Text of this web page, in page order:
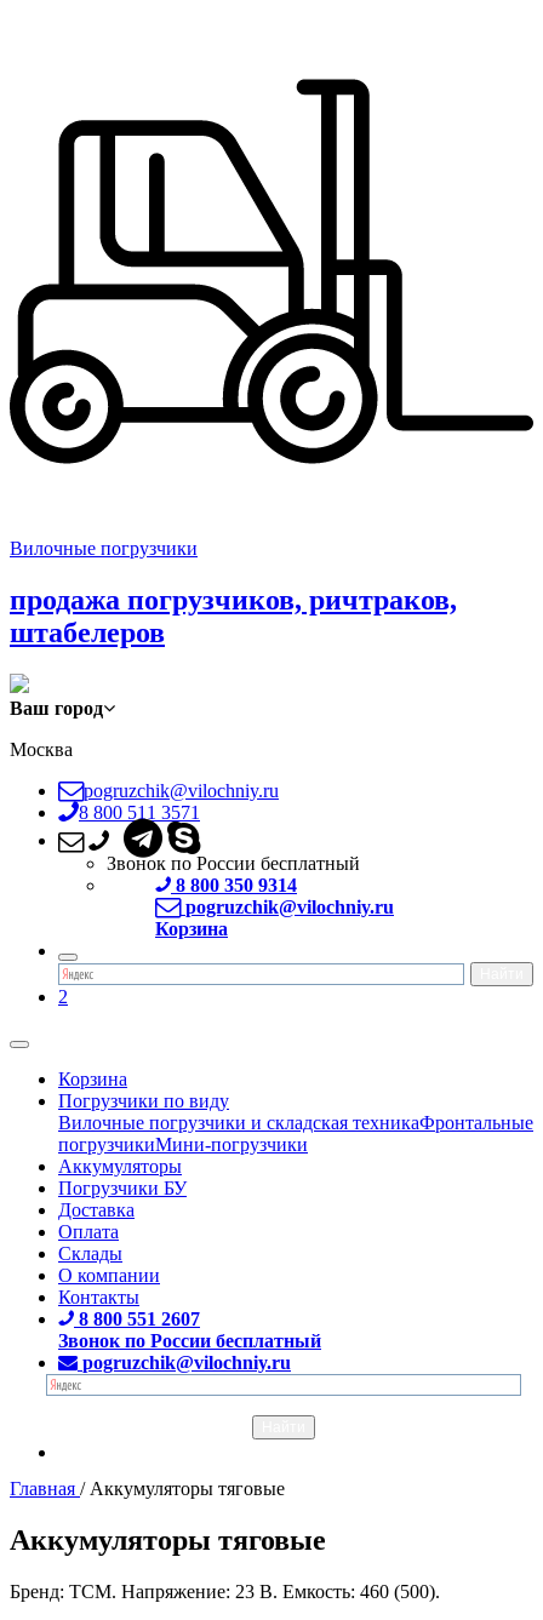
Вилочные погрузчики
продажа погрузчиков, ричтраков,
штабелеров
Ваш город
Москва
pogruzchik@vilochniy.ru
8 800 511 3571
Звонок по России бесплатный
8 800 350 9314
pogruzchik@vilochniy.ru
Корзина
2
Корзина
Погрузчики по виду
Вилочные погрузчики и складская техникаФронтальные
погрузчикиМини-погрузчики
Аккумуляторы
Погрузчики БУ
Доставка
Оплата
Склады
О компании
Контакты
8 800 551 2607
Звонок по России бесплатный
pogruzchik@vilochniy.ru
Главная / Аккумуляторы тяговые
Аккумуляторы тяговые
Бренд: TCM. Напряжение: 23 В. Емкость: 460 (500).